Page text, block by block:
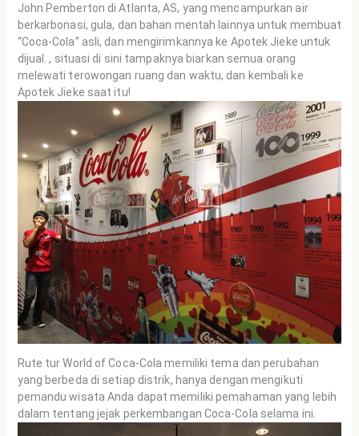
John Pemberton di Atlanta, AS, yang mencampurkan air
berkarbonasi, gula, dan bahan mentah lainnya untuk membuat
“Coca-Cola” asli, dan mengirimkannya ke Apotek Jieke untuk
dijual. , situasi di sini tampaknya biarkan semua orang
melewati terowongan ruang dan waktu, dan kembali ke
Apotek Jieke saat itu!
Rute tur World of Coca-Cola memiliki tema dan perubahan
yang berbeda di setiap distrik, hanya dengan mengikuti
pemandu wisata Anda dapat memiliki pemahaman yang lebih
dalam tentang jejak perkembangan Coca-Cola selama ini.